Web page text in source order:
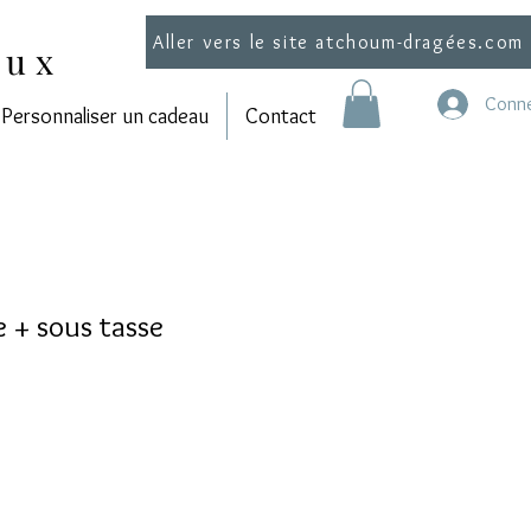
Personnaliser un cadeau Contact
Aller vers le site atchoum-dragées.com
+ sous tasse